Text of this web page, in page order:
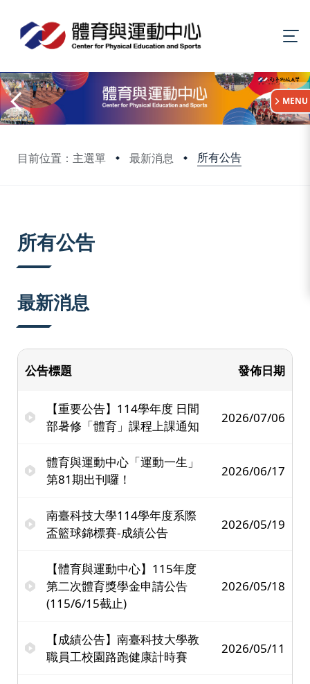
目前位置：主選單 最新消息 所有公告
:::
MENU
所有公告
最新消息
公告標題 發佈日期
【重要公告】114學年度 日間
部暑修「體育」課程上課通知
2026/07/06
體育與運動中心「運動一生」
第81期出刊囉！
2026/06/17
南臺科技大學114學年度系際
盃籃球錦標賽-成績公告
2026/05/19
【體育與運動中心】115年度
第二次體育獎學金申請公告
(115/6/15截止)
2026/05/18
【成績公告】南臺科技大學教
職員工校園路跑健康計時賽
2026/05/11